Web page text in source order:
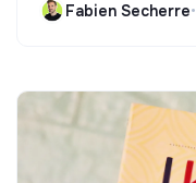
Fabien Secherre•